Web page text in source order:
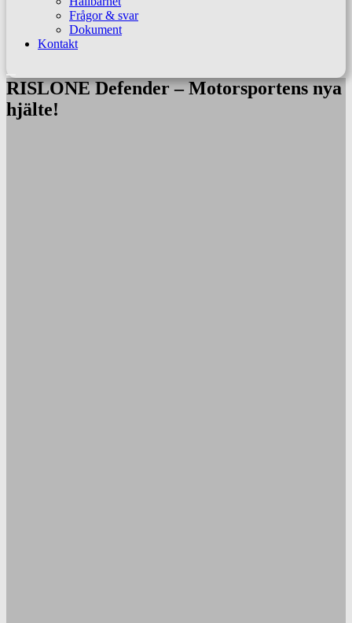
Frågor & svar
Dokument
Kontakt
RISLONE Defender – Motorsportens nya
hjälte!